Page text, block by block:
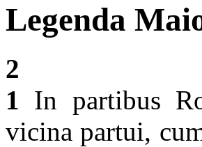
Legenda
2
1 In partibus
vicina partui,